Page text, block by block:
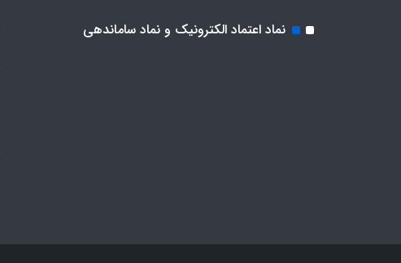
نماد اعتماد الکترونیک و نماد ساماندهی